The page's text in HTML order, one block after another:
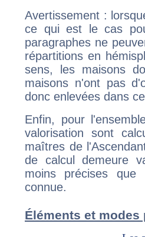
Avertissement :
ce qui est le cas
paragraphes ne
répartitions en
sens, les maisons
maisons n'ont pas
donc enlevées dans
Enfin, pour
valorisation sont
maîtres de
de calcul demeure
moins précises que
connue.
Éléments et modes